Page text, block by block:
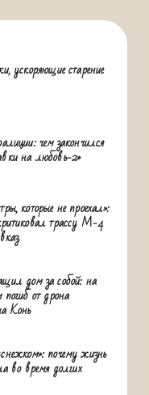
ускоряющие старение
чем закончился
на любовь-2»
которые не проехал»:
трассу М-4
дом за собой: на
от дрона
Конь
почему жизнь
во время долгих